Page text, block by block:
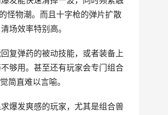
怪物潮。而且十字枪的弹片扩散
场效率特别高。
复弹药的被动技能，或者装备上
够用。甚至还有玩家会专门组合
简直难以言喻。
爆发爽感的玩家，尤其是组合兽